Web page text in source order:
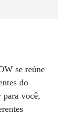
se reúne
do
você,